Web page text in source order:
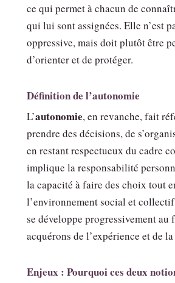
ce qui permet à chacun de
qui lui sont assignées. Elle n’est
oppressive, mais doit plutôt être
d’orienter et de protéger.
Définition de l’autonomie
L’autonomie, en revanche, fait
prendre des décisions, de
en restant respectueux du cadre
implique la responsabilité
la capacité à faire des choix tout
l’environnement social et
se développe progressivement au
acquérons de l’expérience et de
Enjeux : Pourquoi ces deux